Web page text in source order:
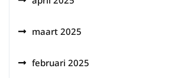
maart 2025
februari 2025